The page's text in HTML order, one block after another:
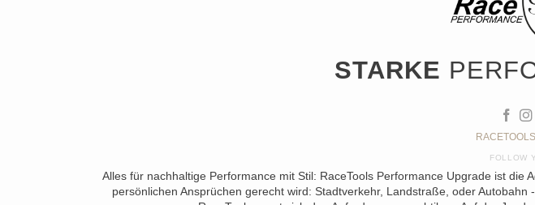
STARKE
FOLLOW
Alles für nachhaltige Performance mit Stil: RaceTools Performance Upgrade ist
persönlichen Ansprüchen gerecht wird: Stadtverkehr, Landstraße, oder